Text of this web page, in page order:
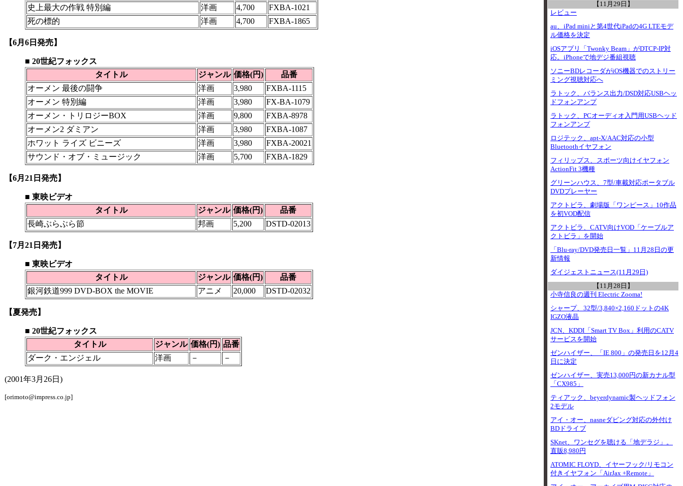
史上最大の作戦 特別編
洋画 4,700
FXBA-1021
死の標的
洋画 4,700 FXBA-1865
【6月6日発売】
■ 20世紀フォックス
タイトル
ジャンル 価格(円)
品番
オーメン 最後の闘争
洋画 3,980
FXBA-1115
オーメン 特別編
洋画 3,980
FX-BA-1079
オーメン・トリロジーBOX
洋画 9,800
FXBA-8978
オーメン2 ダミアン
洋画 3,980
FXBA-1087
ホワット ライズ ビニーズ
洋画 3,980
FXBA-20021
サウンド・オブ・ミュージック
洋画 5,700 FXBA-1829
【6月21日発売】
■ 東映ビデオ
タイトル
ジャンル 価格(円)
品番
長崎ぶらぶら節
邦画 5,200 DSTD-02013
【7月21日発売】
■ 東映ビデオ
タイトル
ジャンル 価格(円)
品番
銀河鉄道999 DVD-BOX the MOVIE
アニメ 20,000 DSTD-02032
【夏発売】
■ 20世紀フォックス
タイトル
ジャンル 価格(円) 品番
ダーク・エンジェル
洋画 － －
(2001年3月26日)
[orimoto@impress.co.jp]
【11月29日】
レビュー
au、iPad miniと第4世代iPadの4G LTEモデ
ル価格を決定
iOSアプリ「Twonky Beam」がDTCP-IP対
応。iPhoneで地デジ番組視聴
ソニーBDレコーダがiOS機器でのストリー
ミング視聴対応へ
ラトック、バランス出力/DSD対応USBヘッ
ドフォンアンプ
ラトック、PCオーディオ入門用USBヘッド
フォンアンプ
ロジテック、apt-X/AAC対応の小型
Bluetoothイヤフォン
フィリップス、スポーツ向けイヤフォン
ActionFit 3機種
グリーンハウス、7型/車載対応ポータブル
DVDプレーヤー
アクトビラ、劇場版「ワンピース」10作品
を初VOD配信
アクトビラ、CATV向けVOD「ケーブルア
クトビラ」を開始
「Blu-ray/DVD発売日一覧」11月28日の更
新情報
ダイジェストニュース(11月29日)
【11月28日】
小寺信良の週刊 Electric Zooma!
シャープ、32型/3,840×2,160ドットの4K
IGZO液晶
JCN、KDDI「Smart TV Box」利用のCATV
サービスを開始
ゼンハイザー、「IE 800」の発売日を12月4
日に決定
ゼンハイザー、実売13,000円の新カナル型
「CX985」
ティアック、beyerdynamic製ヘッドフォン
2モデル
アイ・オー、nasneダビング対応の外付け
BDドライブ
SKnet、ワンセグを聴ける「地デラジ」。
直販8,980円
ATOMIC FLOYD、イヤーフック/リモコン
付きイヤフォン「AirJax +Remote」